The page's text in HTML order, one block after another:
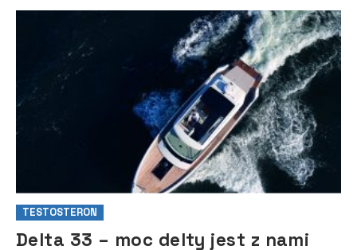
TESTOSTERON
Delta 33 – moc delty jest z nami